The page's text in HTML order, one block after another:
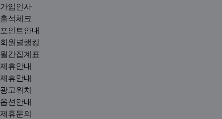
가입인사
출석체크
포인트안내
회원별랭킹
월간집계표
제휴안내
제휴안내
광고위치
옵션안내
제휴문의